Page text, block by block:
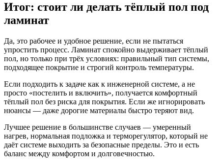
Итог: стоит ли делать тёплый пол под
ламинат
Да, это рабочее и удобное решение, если не пытаться
упростить процесс. Ламинат спокойно выдерживает тёплый
пол, но только при трёх условиях: правильный тип системы,
подходящее покрытие и строгий контроль температуры.
Если подходить к задаче как к инженерной системе, а не
просто «постелить и включить», получается комфортный
тёплый пол без риска для покрытия. Если же игнорировать
нюансы — даже дорогие материалы быстро теряют вид.
Лучшее решение в большинстве случаев — умеренный
нагрев, нормальная подложка и терморегулятор, который не
даёт системе выходить за безопасные пределы. Это и есть
баланс между комфортом и долговечностью.